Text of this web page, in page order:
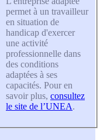
permet à un travailleur
en situation de
handicap d'exercer
une activité
professionnelle dans
des conditions
adaptées à ses
capacités. Pour en
savoir plus, consultez
le site de l’UNEA.